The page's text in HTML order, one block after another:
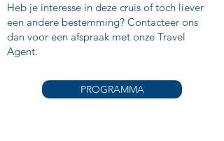
Heb je interesse in deze cruis of toch liever
een andere bestemming? Contacteer ons
dan voor een afspraak met onze Travel
Agent.
PROGRAMMA